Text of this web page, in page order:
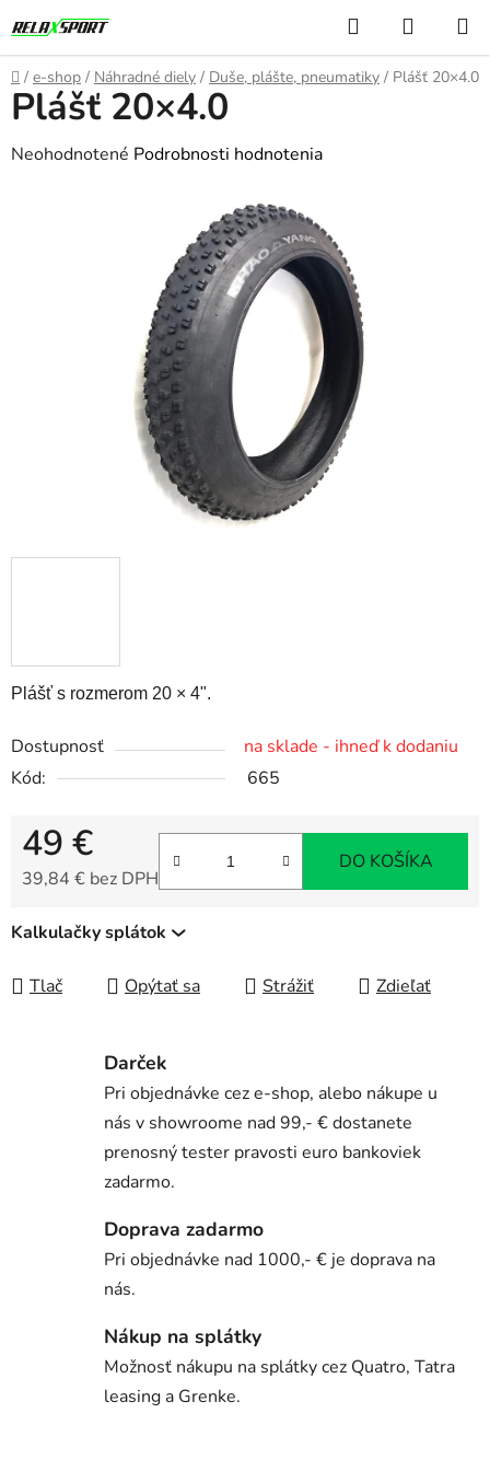
na
obsah
Hľadať
KOŠÍK
Domov
/ e-shop / Náhradné diely / Duše, plášte, pneumatiky / Plášť 20×4.0
Plášť s rozmerom 20 × 4".
Dostupnosť
na sklade - ihneď k dodaniu
Kód:
665
49 €
39,84 € bez DPH
DO KOŠÍKA
Kalkulačky splátok
Tlač Opýtať sa Strážiť Zdieľať
Plášť 20×4.0
Priemerné
Neohodnotené Podrobnosti hodnotenia
Darček
Pri objednávke cez e-shop, alebo nákupe u
nás v showroome nad 99,- € dostanete
prenosný tester pravosti euro bankoviek
zadarmo.
Doprava zadarmo
Pri objednávke nad 1000,- € je doprava na
nás.
Nákup na splátky
Možnosť nákupu na splátky cez Quatro, Tatra
leasing a Grenke.